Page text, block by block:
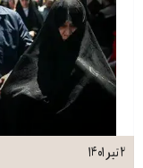
۲ تیر ۱۴۰۱